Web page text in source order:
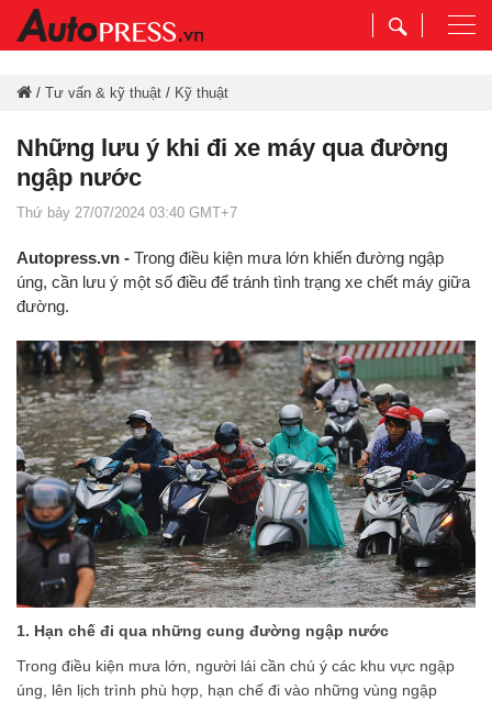
/ Tư vấn & kỹ thuật / Kỹ thuật
Những lưu ý khi đi xe máy qua đường
ngập nước
Thứ bảy 27/07/2024 03:40 GMT+7
Autopress.vn - Trong điều kiện mưa lớn khiến đường ngập
úng, cần lưu ý một số điều để tránh tình trạng xe chết máy giữa
đường.
1. Hạn chế đi qua những cung đường ngập nước
Trong điều kiện mưa lớn, người lái cần chú ý các khu vực ngập
úng, lên lịch trình phù hợp, hạn chế đi vào những vùng ngập